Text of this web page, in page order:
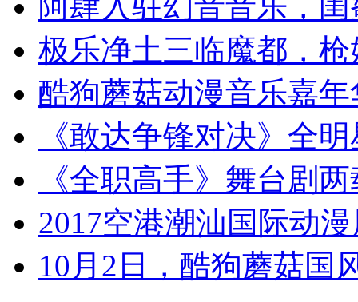
极乐净土三临魔都，
酷狗蘑菇动漫音乐嘉
《敢达争锋对决》全
《全职高手》舞台剧
2017空港潮汕国际动
10月2日，酷狗蘑菇国